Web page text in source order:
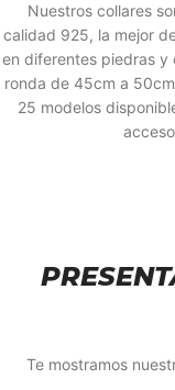
Nuestros collares
calidad 925, la mejor
en diferentes piedras y
ronda de 45cm a
25 modelos
Te mostramos